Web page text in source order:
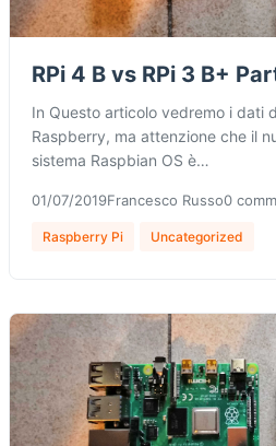
RPi 4 B vs RPi 3 B+
In Questo articolo vedremo i dati
Raspberry, ma attenzione che il
sistema Raspbian OS è…
01/07/2019Francesco Russo0
Raspberry Pi Uncategorized